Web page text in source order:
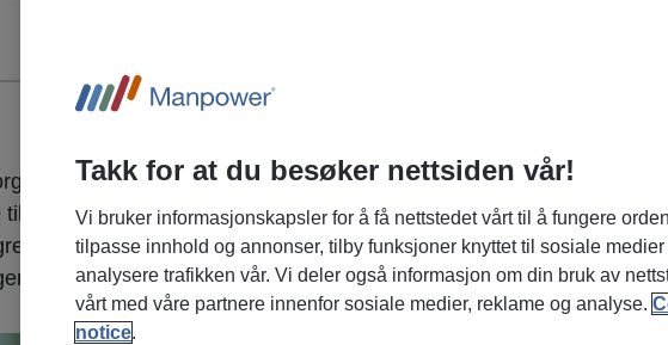
største bemannings- og rekrutteringsbyrå, og leier
til selskaper som trenger ekstra arbeidskraft i en
periode f.eks ved sykefravær, permisjoner eller
I tillegg rekrutterer også Manpower til faste stillinger.
Du
i
Takk for at du besøker nettsiden vår!
Vi bruker informasjonskapsler for å få nettstedet vårt til å fungere
tilpasse innhold og annonser, tilby funksjoner knyttet til sosiale medier
analysere trafikken vår. Vi deler også informasjon om din bruk av
vårt med våre partnere innenfor sosiale medier, reklame og analyse.
notice.